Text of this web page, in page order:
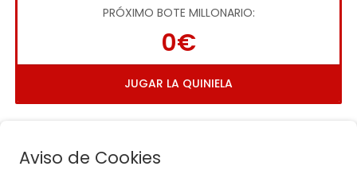
PRÓXIMO BOTE MILLONARIO:
0€
JUGAR LA QUINIELA
Aviso de Cookies